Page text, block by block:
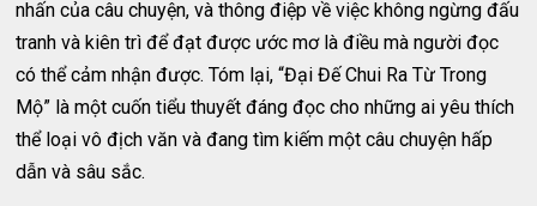
nhấn của câu chuyện, và thông điệp về việc không ngừng đấu
tranh và kiên trì để đạt được ước mơ là điều mà người đọc
có thể cảm nhận được. Tóm lại, “Đại Đế Chui Ra Từ Trong
Mộ” là một cuốn tiểu thuyết đáng đọc cho những ai yêu thích
thể loại vô địch văn và đang tìm kiếm một câu chuyện hấp
dẫn và sâu sắc.